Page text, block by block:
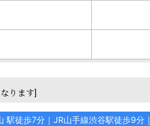
ります]
駅徒歩7分｜JR山手線渋谷駅徒歩9分｜